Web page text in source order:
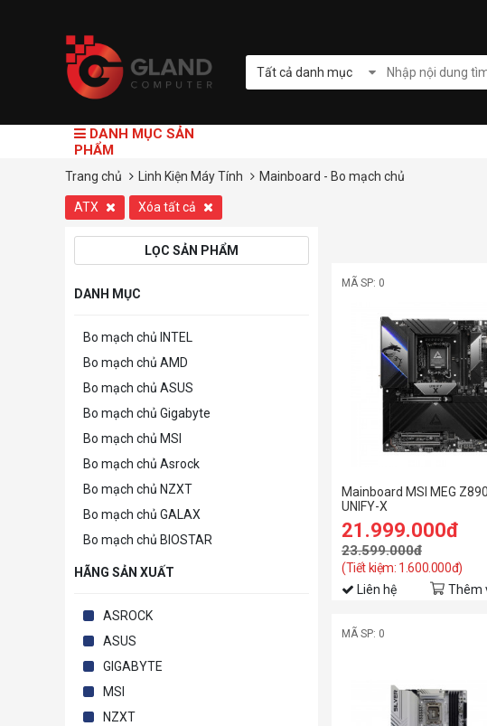
Tất cả danh mục
DANH MỤC SẢN
PHẨM
Trang chủ Linh Kiện Máy Tính Mainboard - Bo mạch chủ
ATX Xóa tất cả
LỌC SẢN PHẨM
DANH MỤC
Bo mạch chủ INTEL
Bo mạch chủ AMD
Bo mạch chủ ASUS
Bo mạch chủ Gigabyte
Bo mạch chủ MSI
Bo mạch chủ Asrock
Bo mạch chủ NZXT
Bo mạch chủ GALAX
Bo mạch chủ BIOSTAR
HÃNG SẢN XUẤT
ASROCK
ASUS
GIGABYTE
MSI
NZXT
MÃ SP: 0
Mainboard MSI MEG Z890
UNIFY-X
21.999.000đ
23.599.000đ
(Tiết kiệm: 1.600.000đ)
Liên hệ Thêm
MÃ SP: 0